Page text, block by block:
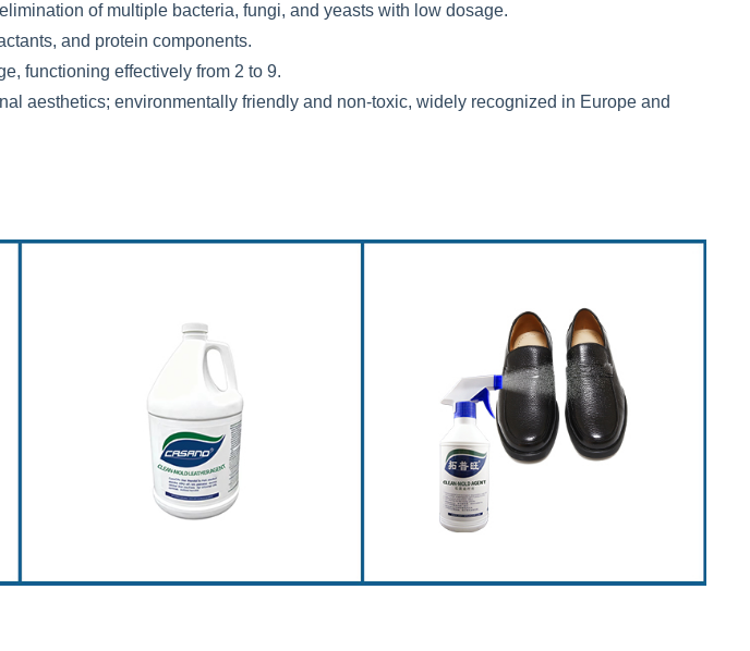
of multiple bacteria, fungi, and yeasts with low dosage.
and protein components.
functioning effectively from 2 to 9.
aesthetics; environmentally friendly and non-toxic, widely recognized in Europe and